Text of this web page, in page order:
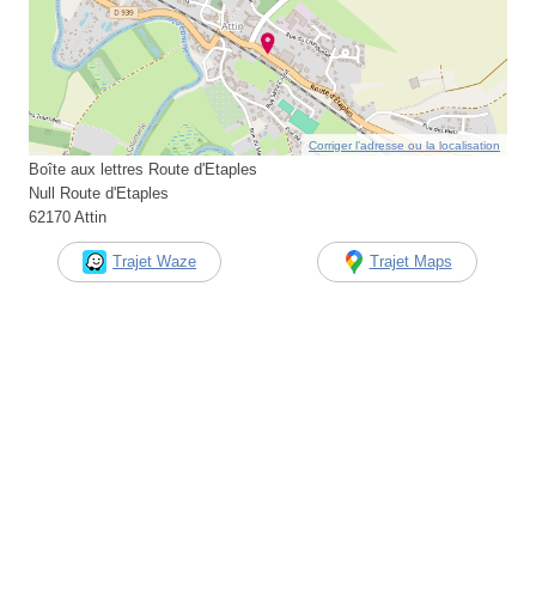
Corriger l’adresse ou la localisation
Boîte aux lettres Route d'Etaples
Null Route d'Etaples
62170 Attin
Trajet Waze Trajet Maps